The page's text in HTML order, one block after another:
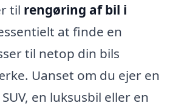
til rengøring af bil i
at finde en
til netop din bils
Uanset om du ejer en
en luksusbil eller en